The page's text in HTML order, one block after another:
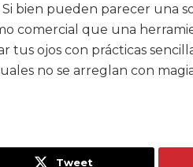
bien pueden parecer una
comercial que una
tus ojos con prácticas
no se arreglan con
Tweet